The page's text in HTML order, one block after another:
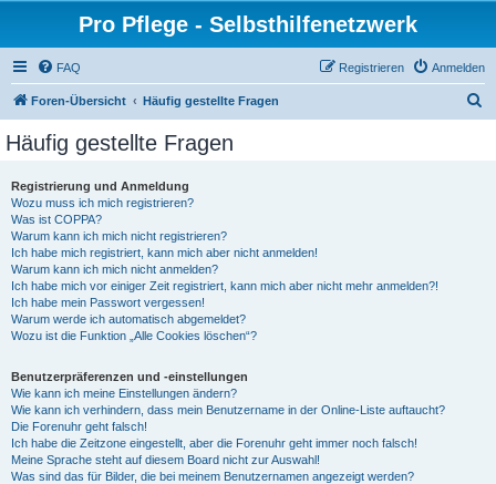
Pro Pflege - Selbsthilfenetzwerk
FAQ Anmelden
Registrieren
Foren-Übersicht Häufig gestellte Fragen
Häufig gestellte Fragen
Registrierung und Anmeldung
Wozu muss ich mich registrieren?
Was ist COPPA?
Warum kann ich mich nicht registrieren?
Ich habe mich registriert, kann mich aber nicht anmelden!
Warum kann ich mich nicht anmelden?
Ich habe mich vor einiger Zeit registriert, kann mich aber nicht mehr anmelden?!
Ich habe mein Passwort vergessen!
Warum werde ich automatisch abgemeldet?
Wozu ist die Funktion „Alle Cookies löschen“?
Benutzerpräferenzen und -einstellungen
Wie kann ich meine Einstellungen ändern?
Wie kann ich verhindern, dass mein Benutzername in der Online-Liste auftaucht?
Die Forenuhr geht falsch!
Ich habe die Zeitzone eingestellt, aber die Forenuhr geht immer noch falsch!
Meine Sprache steht auf diesem Board nicht zur Auswahl!
Was sind das für Bilder, die bei meinem Benutzernamen angezeigt werden?